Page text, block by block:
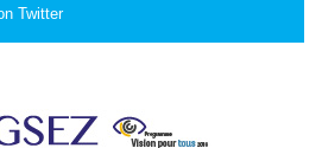
Twitter